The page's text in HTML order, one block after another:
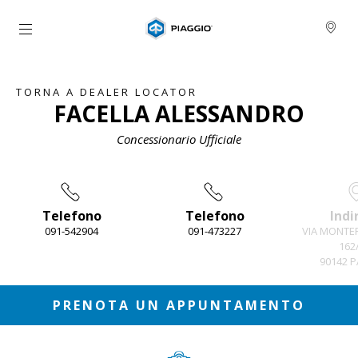
Vai al contenuto principale
TORNA A DEALER LOCATOR
FACELLA ALESSANDRO
Concessionario Ufficiale
Telefono
091-542904
Telefono
091-473227
VIA
90142
of
PRENOTA UN APPUNTAMENTO